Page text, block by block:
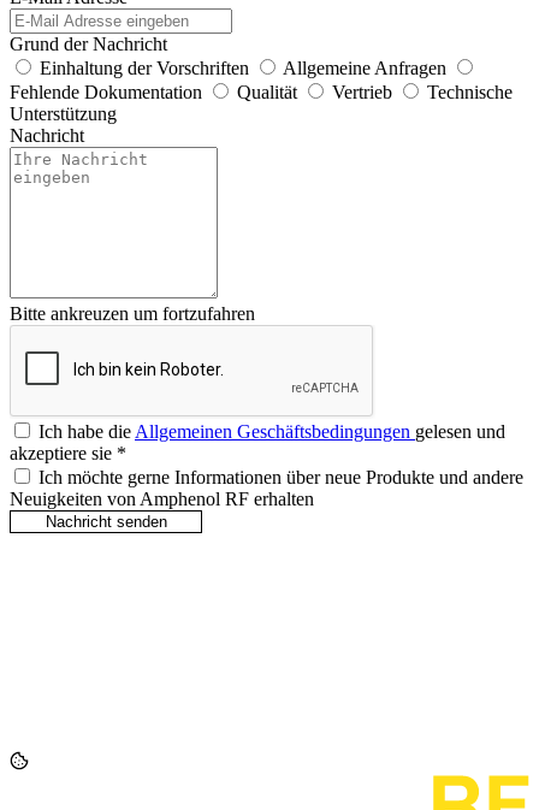
Grund der Nachricht
Einhaltung der Vorschriften
Allgemeine Anfragen
Fehlende Dokumentation
Qualität Vertrieb
Technische
Unterstützung
Nachricht
Bitte ankreuzen um fortzufahren
Ich habe dieAllgemeinen Geschäftsbedingungen gelesen und
akzeptiere sie *
Ich möchte gerne Informationen über neue Produkte und andere
Neuigkeiten von Amphenol RF erhalten